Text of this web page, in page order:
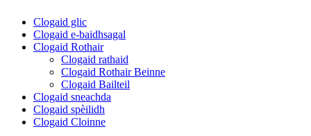
Clogaid glic
Clogaid e-baidhsagal
Clogaid Rothair
Clogaid rathaid
Clogaid Rothair Beinne
Clogaid Bailteil
Clogaid sneachda
Clogaid spèilidh
Clogaid Cloinne